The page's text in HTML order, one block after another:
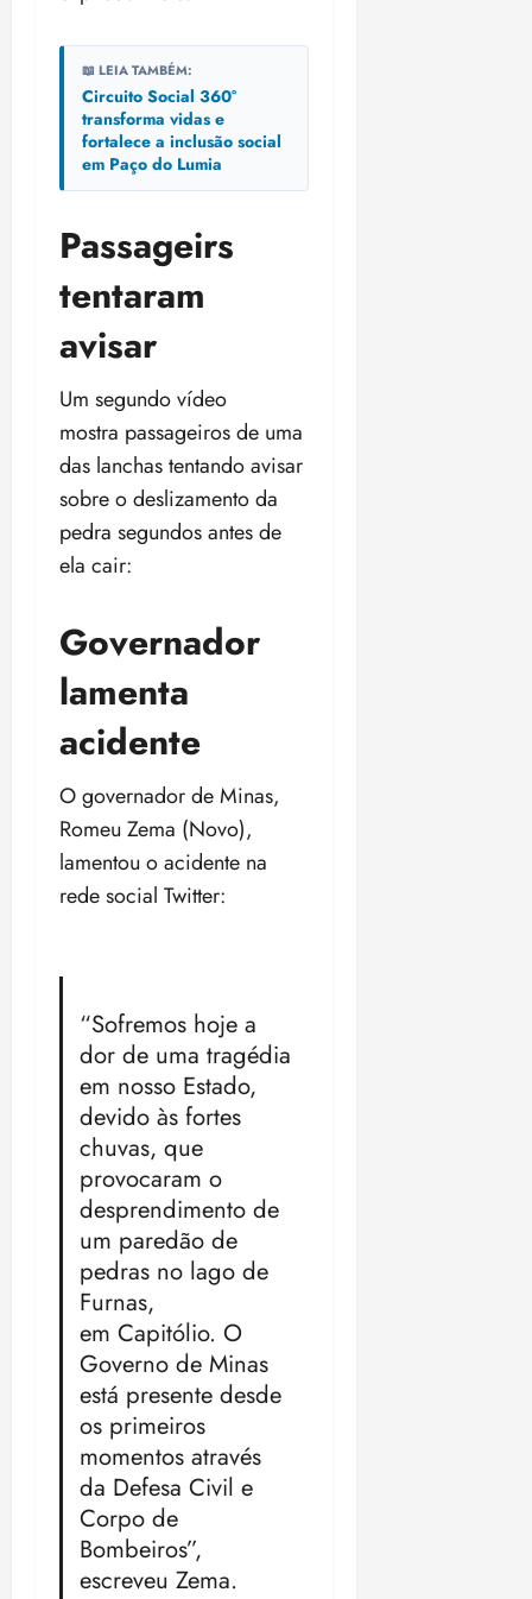
📖 LEIA TAMBÉM:
Circuito Social 360°
transforma vidas e
fortalece a inclusão social
em Paço do Lumia
Passageirs
tentaram
avisar
Um segundo vídeo
mostra passageiros de uma
das lanchas tentando avisar
sobre o deslizamento da
pedra segundos antes de
ela cair:
Governador
lamenta
acidente
O governador de Minas,
Romeu Zema (Novo),
lamentou o acidente na
rede social Twitter:
“Sofremos hoje a
dor de uma tragédia
em nosso Estado,
devido às fortes
chuvas, que
provocaram o
desprendimento de
um paredão de
pedras no lago de
Furnas,
em Capitólio. O
Governo de Minas
está presente desde
os primeiros
momentos através
da Defesa Civil e
Corpo de
Bombeiros”,
escreveu Zema.